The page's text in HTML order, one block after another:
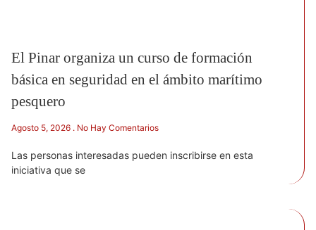
El Pinar organiza un curso de formación
básica en seguridad en el ámbito marítimo
pesquero
Agosto 5, 2026 No Hay Comentarios
Las personas interesadas pueden inscribirse en esta
iniciativa que se